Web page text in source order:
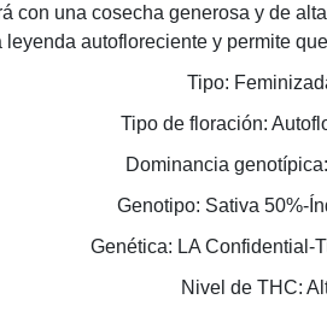
con una cosecha generosa y de
autofloreciente y permite
Tipo:
Tipo de floración:
Dominancia
Genotipo: Sativa 50%-
Genética: LA Confidential-
Nivel de THC: